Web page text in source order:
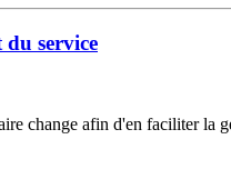
service
change afin d'en faciliter